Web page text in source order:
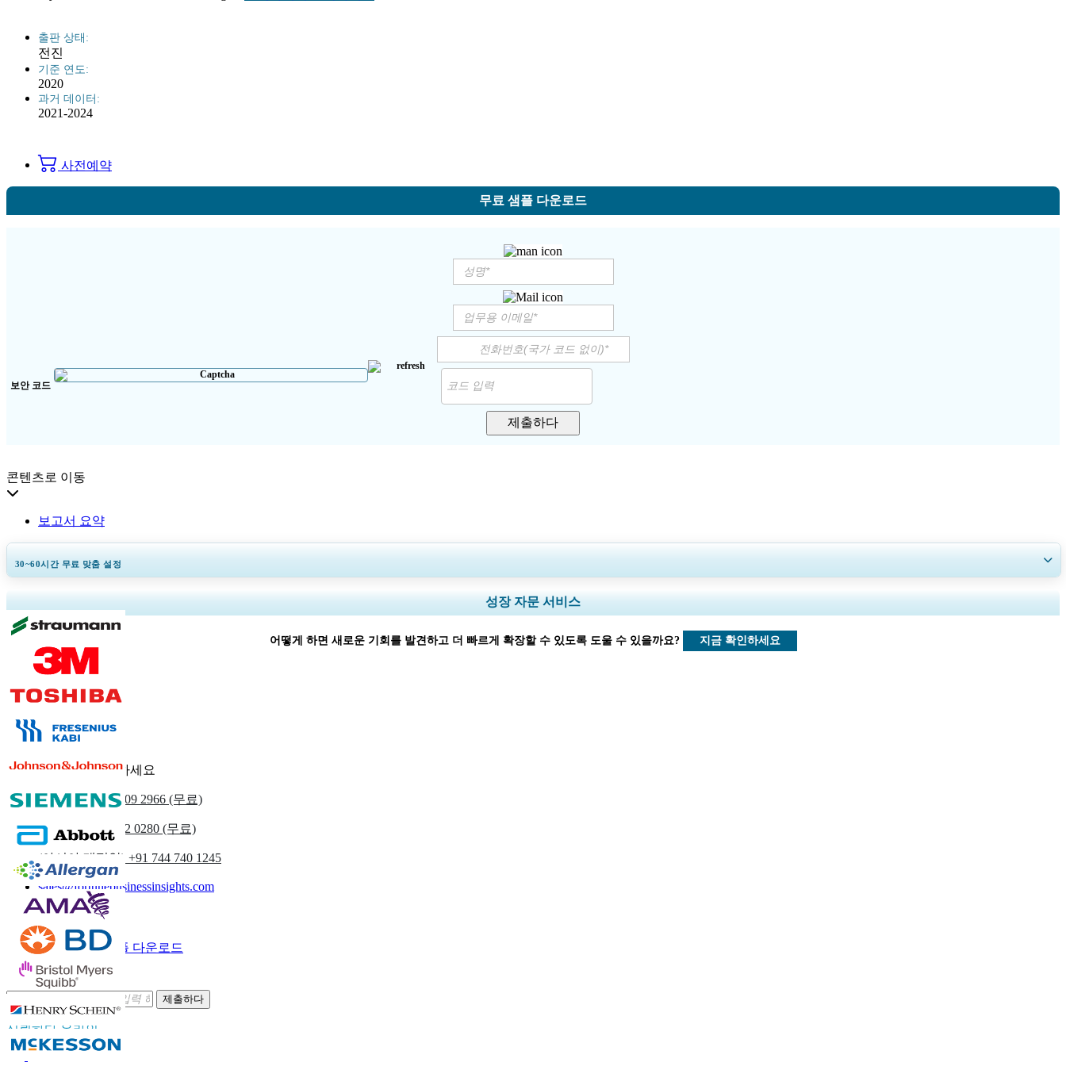
출판 상태:
전진
기준 연도:
2020
과거 데이터:
2021-2024
사전예약
무료 샘플 다운로드
보안 코드
제출하다
콘텐츠로 이동
보고서 요약
30~60시간무료 맞춤 설정
지역 및 국가 범위 확장, 세그먼트 분석, 기업 프로필, 경쟁 벤치마킹, 및 최종 사용자 인사이트.
성장 자문 서비스
어떻게 하면 새로운 기회를 발견하고 더 빠르게 확장할 수 있도록 도울 수 있을까요? 지금 확인하세요
의료 클라이언트
우리에게 연락하세요
우리를 +1 833 909 2966 (무료)
영국 +44 808 502 0280 (무료)
(아시아 태평양) +91 744 740 1245
sales@fortunebusinessinsights.com
부르다
이메일
샘플 다운로드
뉴스레터 구독
제출하다
신뢰하다 온라인